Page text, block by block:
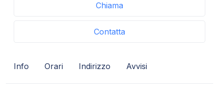
Chiama
Contatta
Info Orari Indirizzo Avvisi